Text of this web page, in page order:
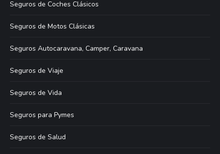
Seguros de Coches Clásicos
Seguros de Motos Clásicas
Seguros Autocaravana, Camper, Caravana
Seguros de Viaje
Seguros de Vida
Seguros para Pymes
Seguros de Salud